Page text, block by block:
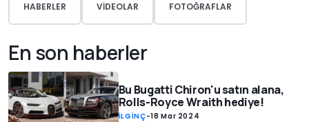
HABERLER VIDEOLAR FOTOĞRAFLAR
En son haberler
Bu Bugatti Chiron'u satın alana,
Rolls-Royce Wraith hediye!
İLGİNÇ-18 Mar 2024